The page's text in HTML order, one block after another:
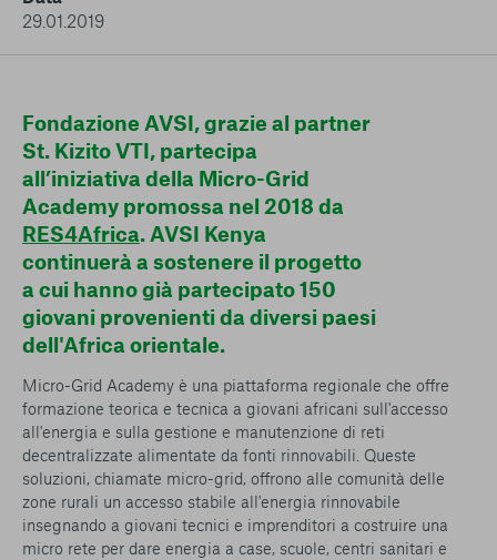
conto del fatto che il blocco di alcuni cookie può
condizionare l’esperienza sulla Piattaforma e il suo
funzionamento. Premendo “Conferma le mie scelte”, la
equivarrà a rifiutare tutti i cookie. Per ulteriori informazioni, è
possibile consultare la nostraUlteriori informazioni
Cookie strettamente necessari
Cookie di analisi
Cookies di marketing
29.01.2019
Fondazione AVSI, grazie al partner
St. Kizito VTI, partecipa
all’iniziativa della Micro-Grid
Academy promossa nel 2018 da
RES4Africa. AVSI Kenya
continuerà a sostenere il progetto
a cui hanno già partecipato 150
giovani provenienti da diversi paesi
dell'Africa orientale.
Micro-Grid Academy è una piattaforma regionale che offre
formazione teorica e tecnica a giovani africani sull'accesso
all'energia e sulla gestione e manutenzione di reti
decentralizzate alimentate da fonti rinnovabili. Queste
soluzioni, chiamate micro-grid, offrono alle comunità delle
zone rurali un accesso stabile all'energia rinnovabile
insegnando a giovani tecnici e imprenditori a costruire una
micro rete per dare energia a case, scuole, centri sanitari e